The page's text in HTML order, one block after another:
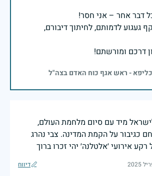
געגוע לדמותם, לחיתוך דיבורם,
דרכם ומורשתם!
כליפא - ראש אגף כוח האדם בצה"ל
מיד עם סיום מלחמת העולם,
כגיבור על הקמת המדינה. צבי נהרג
אירועי ׳אלטלנה׳ יהי זכרו ברוך
דיווח